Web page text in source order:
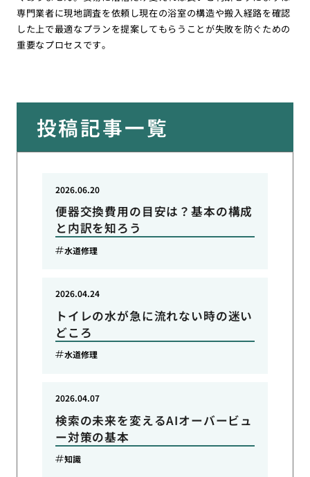
専門業者に現地調査を依頼し現在の浴室の構造や搬入経路を確認
した上で最適なプランを提案してもらうことが失敗を防ぐための
重要なプロセスです。
投稿記事一覧
便器交換費用の目安は？基本の構成
と内訳を知ろう
2026.06.20
水道修理
トイレの水が急に流れない時の迷い
どころ
2026.04.24
水道修理
検索の未来を変えるAIオーバービュ
ー対策の基本
2026.04.07
知識